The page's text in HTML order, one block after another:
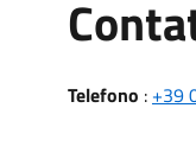
Telefono : +39